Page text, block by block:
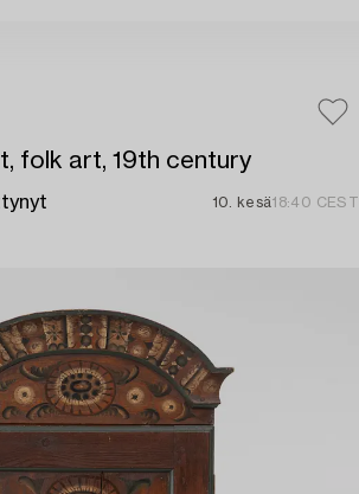
folk art, 19th century
10. kesä18:40 CEST